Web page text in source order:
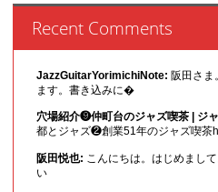
Recent Comments
JazzGuitarYorimichiNote: 阪田さま
ます。書き込みに�
穴場紹介❾仲町台のジャズ喫茶 | ジ
都とジャズ❷創業51年のジャズ喫茶
阪田悦也: こんにちは。はじめまし
い